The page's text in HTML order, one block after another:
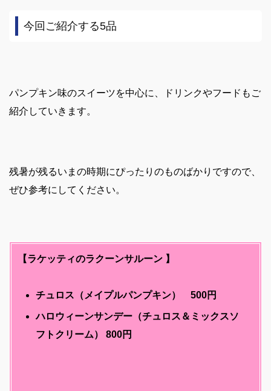
今回ご紹介する5品
パンプキン味のスイーツを中心に、ドリンクやフードもご
紹介していきます。
残暑が残るいまの時期にぴったりのものばかりですので、
ぜひ参考にしてください。
【ラケッティのラクーンサルーン 】
チュロス（メイプルパンプキン） 500円
ハロウィーンサンデー（チュロス＆ミックスソ
フトクリーム） 800円